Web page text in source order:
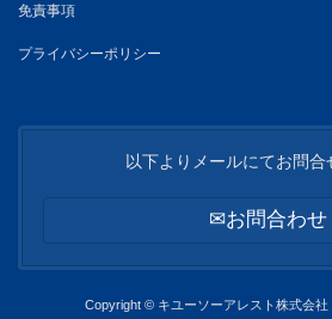
免責事項
プライバシーポリシー
以下よりメールにてお問合
✉お問合わせ
Copyright © キユーソーアレスト株式会社